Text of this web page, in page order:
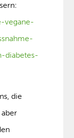
vegane-
diabetes-
die